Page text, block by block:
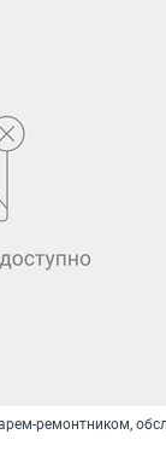
ремонтником,